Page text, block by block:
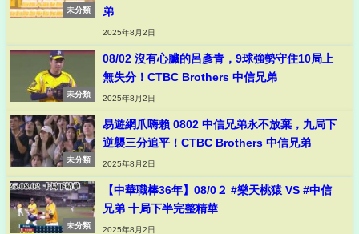
未分類
弟
2025年8月2日
未分類
08/02 沒有心臟的呂彥青，9球強勢守住10局上
無失分！CTBC Brothers 中信兄弟
2025年8月2日
未分類
易遊網爪嗨賴 0802 中信兄弟永不放棄，九局下
逆襲三分追平！CTBC Brothers 中信兄弟
2025年8月2日
未分類
【中華職棒36年】08/0２ #樂天桃猿 VS #中信
兄弟 十局下半完整精華
2025年8月2日